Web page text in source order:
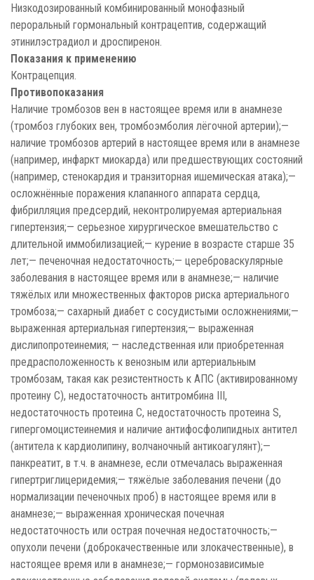
Низкодозированный комбинированный монофазный
пероральный гормональный контрацептив, содержащий
этинилэстрадиол и дроспиренон.
Показания к применению
Контрацепция.
Противопоказания
Наличие тромбозов вен в настоящее время или в анамнезе
(тромбоз глубоких вен, тромбоэмболия лёгочной артерии);—
наличие тромбозов артерий в настоящее время или в анамнезе
(например, инфаркт миокарда) или предшествующих состояний
(например, стенокардия и транзиторная ишемическая атака);—
осложнённые поражения клапанного аппарата сердца,
фибрилляция предсердий, неконтролируемая артериальная
гипертензия;— серьезное хирургическое вмешательство с
длительной иммобилизацией;— курение в возрасте старше 35
лет;— печеночная недостаточность;— цереброваскулярные
заболевания в настоящее время или в анамнезе;— наличие
тяжёлых или множественных факторов риска артериального
тромбоза;— сахарный диабет с сосудистыми осложнениями;—
выраженная артериальная гипертензия;— выраженная
дислипопротеинемия; — наследственная или приобретенная
предрасположенность к венозным или артериальным
тромбозам, такая как резистентность к АПС (активированному
протеину С), недостаточность антитромбина III,
недостаточность протеина С, недостаточность протеина S,
гипергомоцистеинемия и наличие антифосфолипидных антител
(антитела к кардиолипину, волчаночный антикоагулянт);—
панкреатит, в т.ч. в анамнезе, если отмечалась выраженная
гипертриглицеридемия;— тяжёлые заболевания печени (до
нормализации печеночных проб) в настоящее время или в
анамнезе;— выраженная хроническая почечная
недостаточность или острая почечная недостаточность;—
опухоли печени (доброкачественные или злокачественные), в
настоящее время или в анамнезе;— гормонозависимые